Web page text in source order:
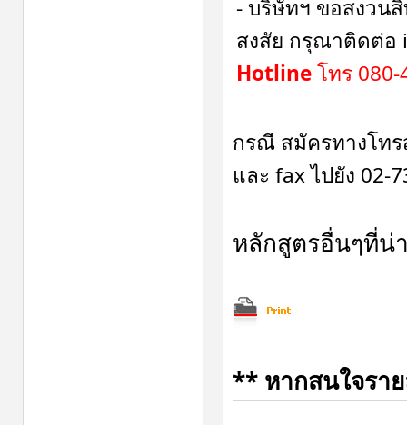
- บริษัทฯ ขอสงวน
สงสัย กรุณาติดต่อ
Hotlineโทร 080-
กรณี สมัครทางโท
และ fax ไปยัง 02-
หลักสูตรอื่นๆที่น่
** หากสนใจรา